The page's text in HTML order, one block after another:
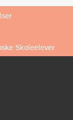
Skoleelever